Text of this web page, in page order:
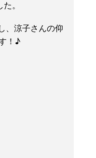
た。
、涼子さんの仰
！♪